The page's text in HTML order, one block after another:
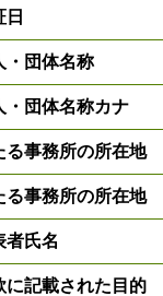
日
・団体名称
・団体名称カナ
る事務所の所在地
る事務所の所在地
者氏名
に記載された目的